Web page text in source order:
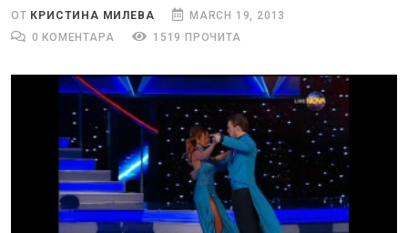
ОТ КРИСТИНА МИЛЕВА
MARCH 19, 2013
0 КОМЕНТАРА
1519 ПРОЧИТА